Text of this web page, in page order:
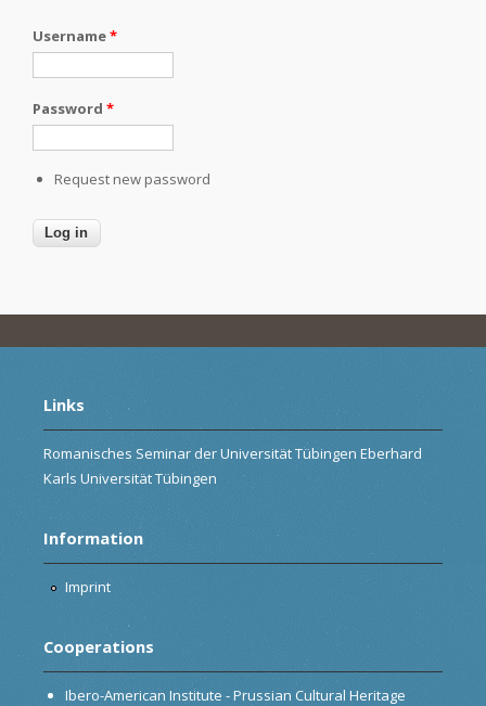
Username*
Password *
Request new password
Links
Romanisches Seminar der Universität Tübingen Eberhard
Karls Universität Tübingen
Information
Imprint
Cooperations
Ibero-American Institute - Prussian Cultural Heritage